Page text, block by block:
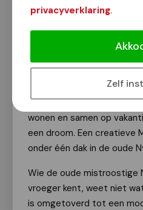
privacyverklaring.
Zelf
een drietal vrienden Bas
en Wimke van den
de oude
Nyma Makersplaats.
De drie vrienden voor het
hun jeugd kennen en nog
wonen en samen op
een droom. Een creatieve
onder één dak in de oude
Wie de oude mistroostige
vroeger kent, weet niet
is omgetoverd tot een